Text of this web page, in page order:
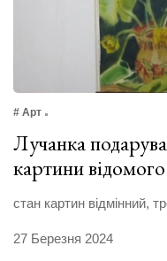
# Арт
Лучанка
картини
стан картин відмінний,
27 Березня 2024